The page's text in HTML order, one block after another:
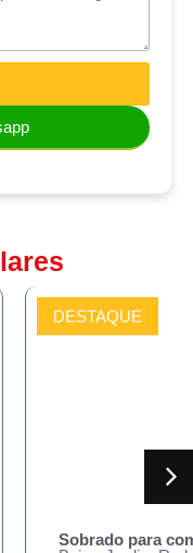
e 3 banheiros